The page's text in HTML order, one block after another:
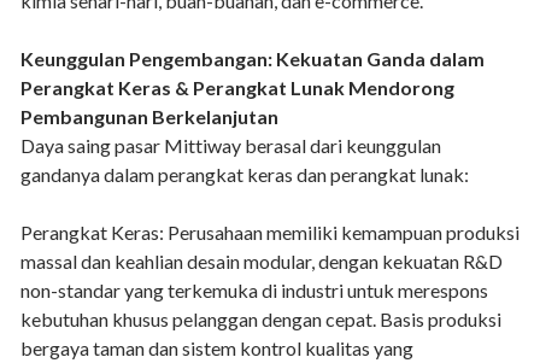
Keunggulan Pengembangan: Kekuatan Ganda dalam
Perangkat Keras & Perangkat Lunak Mendorong
Pembangunan Berkelanjutan
Daya saing pasar Mittiway berasal dari keunggulan
gandanya dalam perangkat keras dan perangkat lunak:
Perangkat Keras: Perusahaan memiliki kemampuan produksi
massal dan keahlian desain modular, dengan kekuatan R&D
non-standar yang terkemuka di industri untuk merespons
kebutuhan khusus pelanggan dengan cepat. Basis produksi
bergaya taman dan sistem kontrol kualitas yang